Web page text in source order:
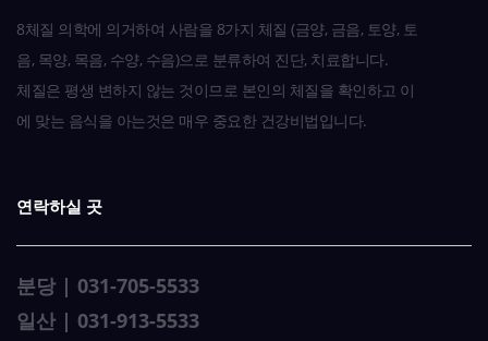
8체질 의학에 의거하여 사람을 8가지 체질 (금양, 금음, 토양, 토
음, 목양, 목음, 수양, 수음)으로 분류하여 진단, 치료합니다.
체질은 평생 변하지 않는 것이므로 본인의 체질을 확인하고 이
에 맞는 음식을 아는것은 매우 중요한 건강비법입니다.
연락하실 곳
분당 | 031-705-5533
일산 | 031-913-5533